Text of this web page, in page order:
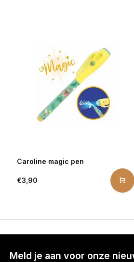
Caroline magic pen
€3,90
Meld je aan voor onze